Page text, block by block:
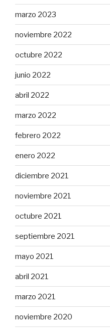
marzo 2023
noviembre 2022
octubre 2022
junio 2022
abril 2022
marzo 2022
febrero 2022
enero 2022
diciembre 2021
noviembre 2021
octubre 2021
septiembre 2021
mayo 2021
abril 2021
marzo 2021
noviembre 2020